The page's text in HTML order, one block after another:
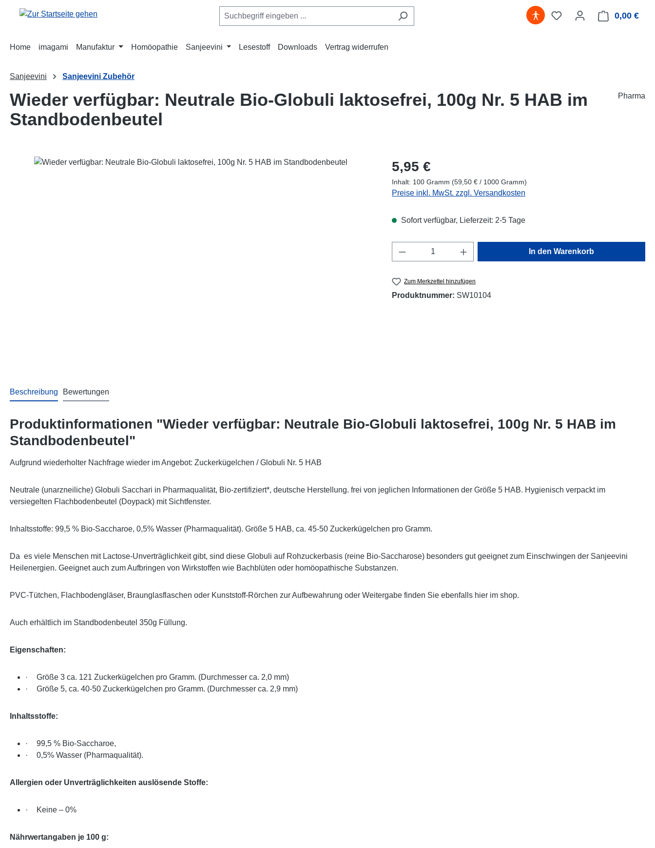
Hauptinhalt springen
Zur Suche springen
Zur Hauptnavigation springen 0,00 €
Home imagami Manufaktur Homöopathie Sanjeevini Lesestoff Downloads Vertrag widerrufen
Sanjeevini Sanjeevini Zubehör
Wieder verfügbar: Neutrale Bio-Globuli laktosefrei, 100g Nr. 5 HAB im
Standbodenbeutel
Pharma
Regulärer Preis:
5,95 €
Inhalt: 100 Gramm (59,50 € / 1000 Gramm)
Preise inkl. MwSt. zzgl. Versandkosten
Sofort verfügbar, Lieferzeit: 2-5 Tage
Produkt Anzahl: Gib den gewünschten Wert ein
In den Warenkorb
Zum Merkzettel hinzufügen
Produktnummer: SW10104
Beschreibung Bewertungen
Produktinformationen "Wieder verfügbar: Neutrale Bio-Globuli laktosefrei, 100g Nr. 5 HAB im
Standbodenbeutel"
Aufgrund wiederholter Nachfrage wieder im Angebot: Zuckerkügelchen / Globuli Nr. 5 HAB
Neutrale (unarzneiliche) Globuli Sacchari in Pharmaqualität, Bio-zertifiziert*, deutsche Herstellung. frei von jeglichen Informationen der Größe 5 HAB. Hygienisch verpackt im
versiegelten Flachbodenbeutel (Doypack) mit Sichtfenster.
Inhaltsstoffe: 99,5 % Bio-Saccharoe, 0,5% Wasser (Pharmaqualität). Größe 5 HAB, ca. 45-50 Zuckerkügelchen pro Gramm.
Da es viele Menschen mit Lactose-Unverträglichkeit gibt, sind diese Globuli auf Rohzuckerbasis (reine Bio-Saccharose) besonders gut geeignet zum Einschwingen der Sanjeevini
Heilenergien. Geeignet auch zum Aufbringen von Wirkstoffen wie Bachblüten oder homöopathische Substanzen.
PVC-Tütchen, Flachbodengläser, Braunglasflaschen oder Kunststoff-Rörchen zur Aufbewahrung oder Weitergabe finden Sie ebenfalls hier im shop.
Auch erhältlich im Standbodenbeutel 350g Füllung.
Eigenschaften:
·
Größe 3 ca. 121 Zuckerkügelchen pro Gramm. (Durchmesser ca. 2,0 mm)
·
Größe 5, ca. 40-50 Zuckerkügelchen pro Gramm. (Durchmesser ca. 2,9 mm)
Inhaltsstoffe:
·
99,5 % Bio-Saccharoe,
·
0,5% Wasser (Pharmaqualität).
Allergien oder Unverträglichkeiten auslösende Stoffe:
· Keine – 0%
Nährwertangaben je 100 g: